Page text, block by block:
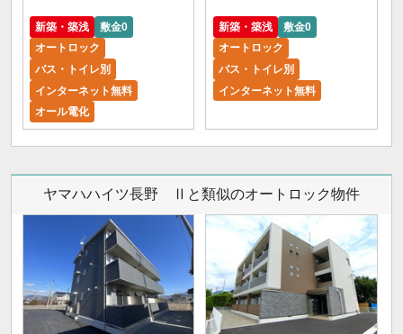
新築・築浅
敷金0
オートロック
バス・トイレ別
インターネット無料
オール電化
新築・築浅
敷金0
オートロック
バス・トイレ別
インターネット無料
ヤマハハイツ長野 Ⅱと類似のオートロック物件